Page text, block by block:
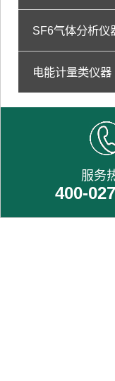
SF6气体分析仪
电能计量类仪器
服务
400-